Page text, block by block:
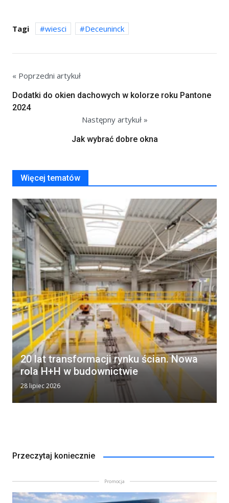
Tagi wiesci Deceuninck
« Poprzedni artykuł
Dodatki do okien dachowych w kolorze roku Pantone
2024
Następny artykuł »
Jak wybrać dobre okna
Więcej tematów
20 lat transformacji rynku ścian. Nowa
rola H+H w budownictwie
28 lipiec 2026
Przeczytaj koniecznie
Promocja